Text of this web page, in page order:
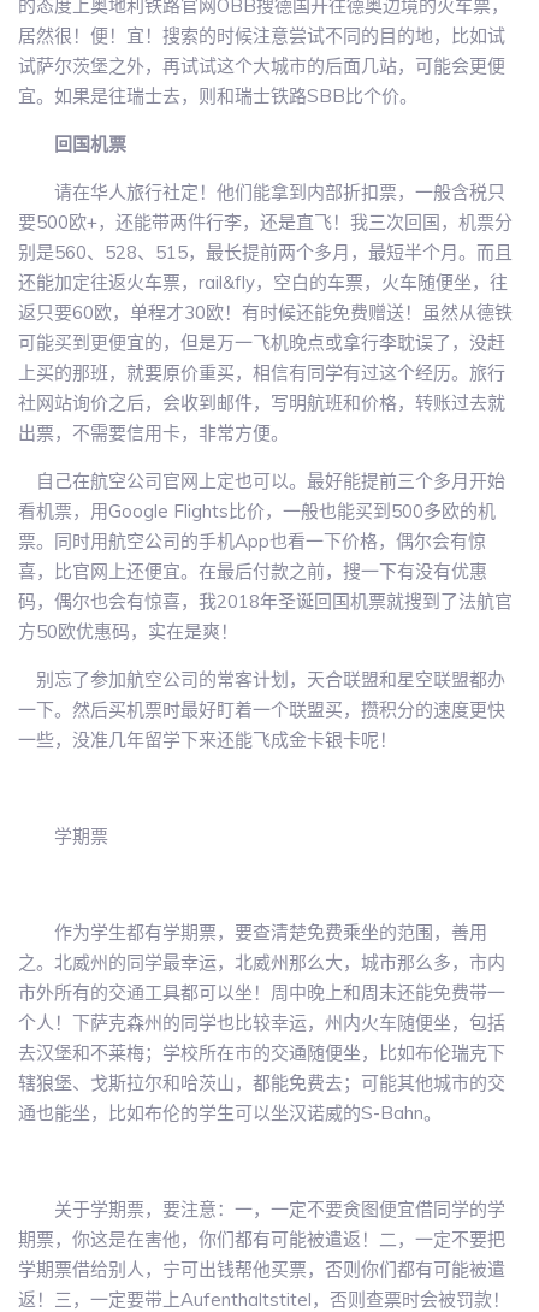
的态度上奥地利铁路官网OBB搜德国开往德奥边境的火车票，
居然很！便！宜！搜索的时候注意尝试不同的目的地，比如试
试萨尔茨堡之外，再试试这个大城市的后面几站，可能会更便
宜。如果是往瑞士去，则和瑞士铁路SBB比个价。
回国机票
请在华人旅行社定！他们能拿到内部折扣票，一般含税只
要500欧+，还能带两件行李，还是直飞！我三次回国，机票分
别是560、528、515，最长提前两个多月，最短半个月。而且
还能加定往返火车票，rail&fly，空白的车票，火车随便坐，往
返只要60欧，单程才30欧！有时候还能免费赠送！虽然从德铁
可能买到更便宜的，但是万一飞机晚点或拿行李耽误了，没赶
上买的那班，就要原价重买，相信有同学有过这个经历。旅行
社网站询价之后，会收到邮件，写明航班和价格，转账过去就
出票，不需要信用卡，非常方便。
自己在航空公司官网上定也可以。最好能提前三个多月开始
看机票，用Google Flights比价，一般也能买到500多欧的机
票。同时用航空公司的手机App也看一下价格，偶尔会有惊
喜，比官网上还便宜。在最后付款之前，搜一下有没有优惠
码，偶尔也会有惊喜，我2018年圣诞回国机票就搜到了法航官
方50欧优惠码，实在是爽！
别忘了参加航空公司的常客计划，天合联盟和星空联盟都办
一下。然后买机票时最好盯着一个联盟买，攒积分的速度更快
一些，没准几年留学下来还能飞成金卡银卡呢！
学期票
作为学生都有学期票，要查清楚免费乘坐的范围，善用
之。北威州的同学最幸运，北威州那么大，城市那么多，市内
市外所有的交通工具都可以坐！周中晚上和周末还能免费带一
个人！下萨克森州的同学也比较幸运，州内火车随便坐，包括
去汉堡和不莱梅；学校所在市的交通随便坐，比如布伦瑞克下
辖狼堡、戈斯拉尔和哈茨山，都能免费去；可能其他城市的交
通也能坐，比如布伦的学生可以坐汉诺威的S-Bahn。
关于学期票，要注意：一，一定不要贪图便宜借同学的学
期票，你这是在害他，你们都有可能被遣返！二，一定不要把
学期票借给别人，宁可出钱帮他买票，否则你们都有可能被遣
返！三，一定要带上Aufenthaltstitel，否则查票时会被罚款！